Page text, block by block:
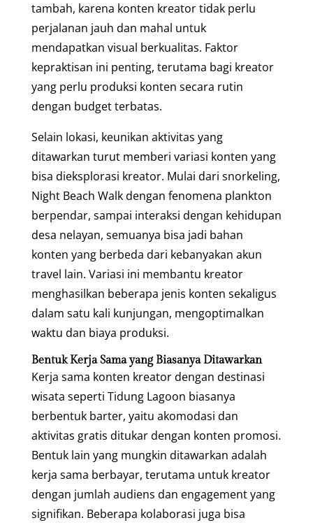
tambah, karena konten kreator tidak perlu
perjalanan jauh dan mahal untuk
mendapatkan visual berkualitas. Faktor
kepraktisan ini penting, terutama bagi kreator
yang perlu produksi konten secara rutin
dengan budget terbatas.
Selain lokasi, keunikan aktivitas yang
ditawarkan turut memberi variasi konten yang
bisa dieksplorasi kreator. Mulai dari snorkeling,
Night Beach Walk dengan fenomena plankton
berpendar, sampai interaksi dengan kehidupan
desa nelayan, semuanya bisa jadi bahan
konten yang berbeda dari kebanyakan akun
travel lain. Variasi ini membantu kreator
menghasilkan beberapa jenis konten sekaligus
dalam satu kali kunjungan, mengoptimalkan
waktu dan biaya produksi.
Bentuk Kerja Sama yang Biasanya Ditawarkan
Kerja sama konten kreator dengan destinasi
wisata seperti Tidung Lagoon biasanya
berbentuk barter, yaitu akomodasi dan
aktivitas gratis ditukar dengan konten promosi.
Bentuk lain yang mungkin ditawarkan adalah
kerja sama berbayar, terutama untuk kreator
dengan jumlah audiens dan engagement yang
signifikan. Beberapa kolaborasi juga bisa